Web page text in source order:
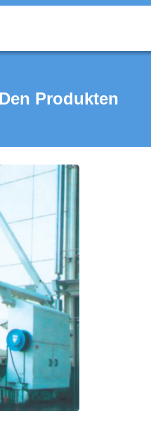
Produkten